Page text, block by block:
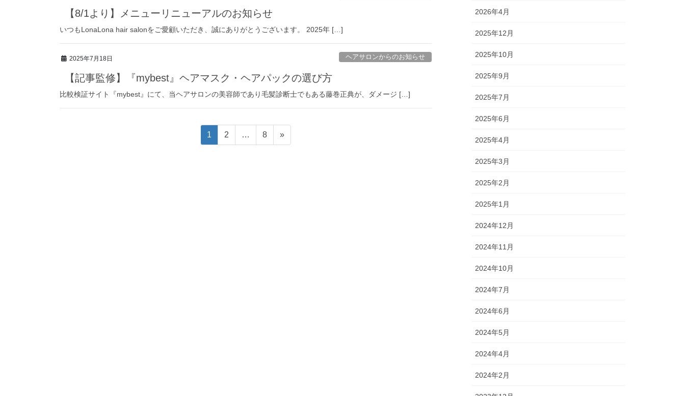
【8/1より】メニューリニューアルのお知らせ
いつもLonaLona hair salonをご愛顧いただき、誠にありがとうございます。 2025年 […]
2025年7月18日 ヘアサロンからのお知らせ
【記事監修】『mybest』ヘアマスク・ヘアパックの選び方
比較検証サイト『mybest』にて、当ヘアサロンの美容師であり毛髪診断士でもある藤巻正典が、ダメージ […]
固
定
1
固
定
2 …
固
定
8 »
2026年4月
2025年12月
2025年10月
2025年9月
2025年7月
2025年6月
2025年4月
2025年3月
2025年2月
2025年1月
2024年12月
2024年11月
2024年10月
2024年7月
2024年6月
2024年5月
2024年4月
2024年2月